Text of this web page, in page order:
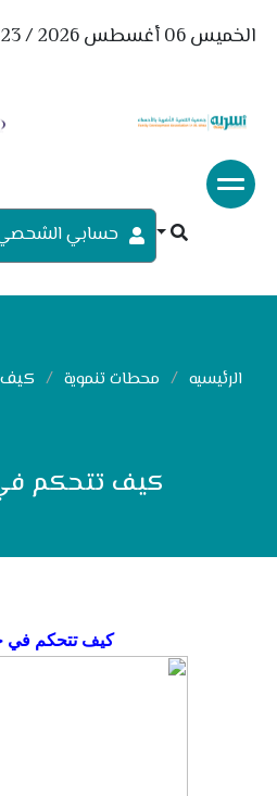
الخميس 06 أغسطس 2026 / 23-صفر-1448
حسابي
الرئيسيه محطات تنموية
كيف تتحكم
كيف تتحكم في